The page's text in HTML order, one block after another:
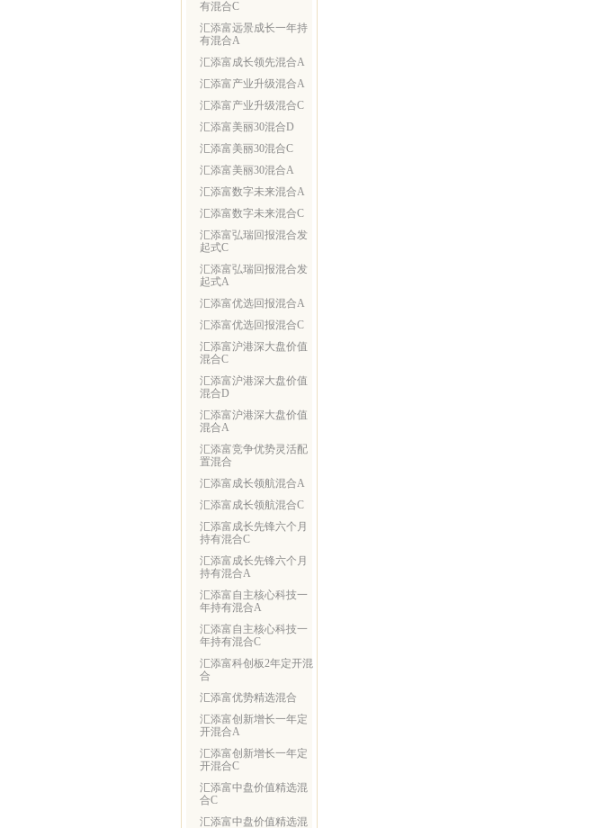
有混合C
汇添富远景成长一年持
有混合A
汇添富成长领先混合A
汇添富产业升级混合A
汇添富产业升级混合C
汇添富美丽30混合D
汇添富美丽30混合C
汇添富美丽30混合A
汇添富数字未来混合A
汇添富数字未来混合C
汇添富弘瑞回报混合发
起式C
汇添富弘瑞回报混合发
起式A
汇添富优选回报混合A
汇添富优选回报混合C
汇添富沪港深大盘价值
混合C
汇添富沪港深大盘价值
混合D
汇添富沪港深大盘价值
混合A
汇添富竞争优势灵活配
置混合
汇添富成长领航混合A
汇添富成长领航混合C
汇添富成长先锋六个月
持有混合C
汇添富成长先锋六个月
持有混合A
汇添富自主核心科技一
年持有混合A
汇添富自主核心科技一
年持有混合C
汇添富科创板2年定开混
合
汇添富优势精选混合
汇添富创新增长一年定
开混合A
汇添富创新增长一年定
开混合C
汇添富中盘价值精选混
合C
汇添富中盘价值精选混